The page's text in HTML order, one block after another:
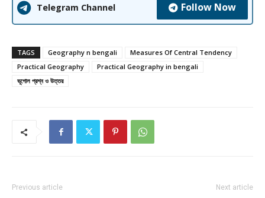
Telegram Channel Follow Now
TAGS Geography n bengali
Measures Of Central Tendency
Practical Geography
Practical Geography in bengali
ভূগোল প্রশ্ন ও উত্তর
Previous article Next article